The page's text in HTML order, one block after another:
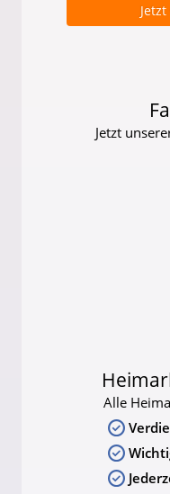
Jetzt
Jetzt
Alle